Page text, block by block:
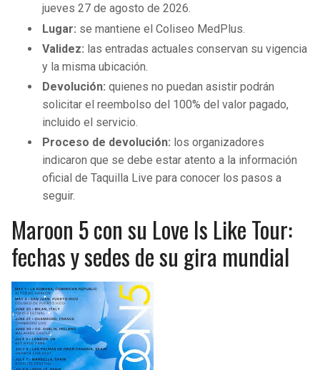
jueves 27 de agosto de 2026.
Lugar: se mantiene el Coliseo MedPlus.
Validez: las entradas actuales conservan su vigencia
y la misma ubicación.
Devolución: quienes no puedan asistir podrán
solicitar el reembolso del 100% del valor pagado,
incluido el servicio.
Proceso de devolución: los organizadores
indicaron que se debe estar atento a la información
oficial de Taquilla Live para conocer los pasos a
seguir.
Maroon 5 con su Love Is Like Tour:
fechas y sedes de su gira mundial